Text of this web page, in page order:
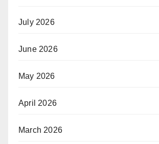
July 2026
June 2026
May 2026
April 2026
March 2026